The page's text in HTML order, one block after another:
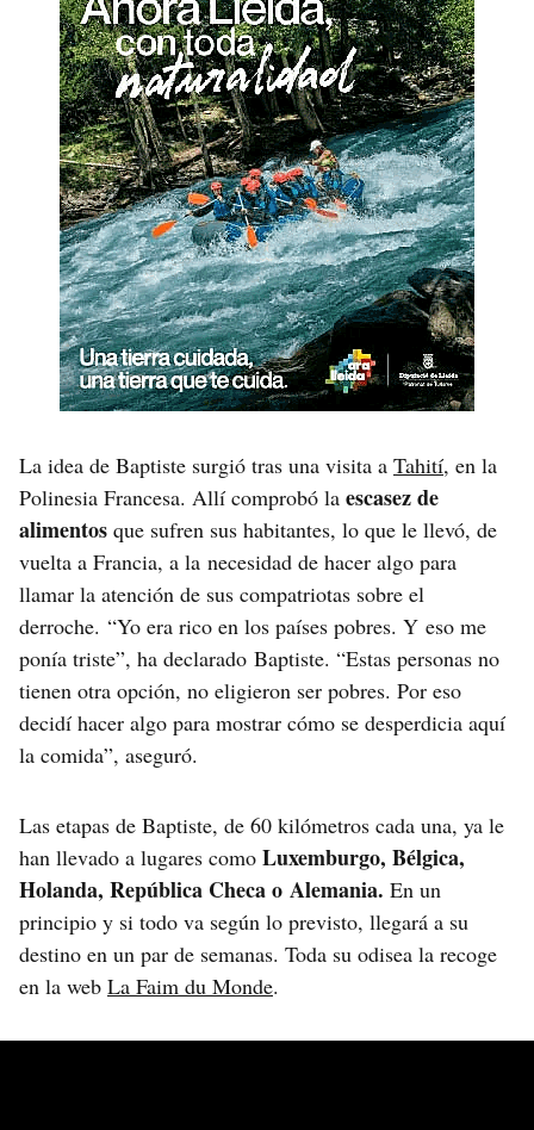
La idea de Baptiste surgió tras una visita a Tahití, en la
Polinesia Francesa. Allí comprobó la escasez de
alimentos que sufren sus habitantes, lo que le llevó, de
vuelta a Francia, a la necesidad de hacer algo para
llamar la atención de sus compatriotas sobre el
derroche. “Yo era rico en los países pobres. Y eso me
ponía triste”, ha declarado Baptiste. “Estas personas no
tienen otra opción, no eligieron ser pobres. Por eso
decidí hacer algo para mostrar cómo se desperdicia aquí
la comida”, aseguró.
Las etapas de Baptiste, de 60 kilómetros cada una, ya le
han llevado a lugares como Luxemburgo, Bélgica,
Holanda, República Checa o Alemania. En un
principio y si todo va según lo previsto, llegará a su
destino en un par de semanas. Toda su odisea la recoge
en la web La Faim du Monde.